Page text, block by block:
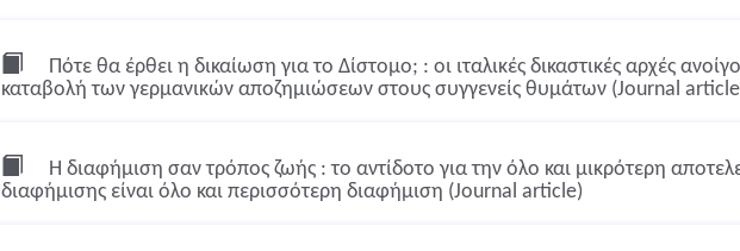
Πότε θα έρθει η δικαίωση για το Δίστομο; : οι ιταλικές δικαστικές αρχές
καταβολή των γερμανικών αποζημιώσεων στους συγγενείς θυμάτων (Journal
Η διαφήμιση σαν τρόπος ζωής : το αντίδοτο για την όλο και μικρότερη
διαφήμισης είναι όλο και περισσότερη διαφήμιση (Journal article)